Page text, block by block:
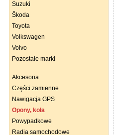
Suzuki
Škoda
Toyota
Volkswagen
Volvo
Pozostałe marki
Akcesoria
Części zamienne
Nawigacja GPS
Opony, koła
Powypadkowe
Radia samochodowe